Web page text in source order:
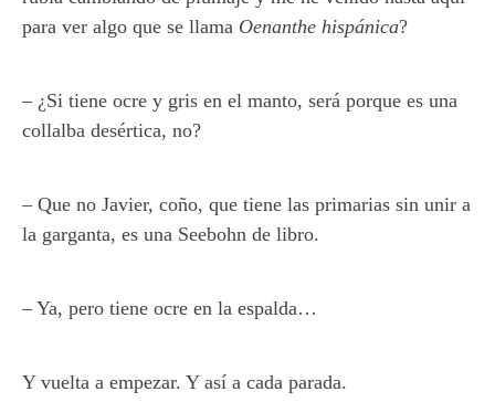
para ver algo que se llama Oenanthe hispánica?
– ¿Si tiene ocre y gris en el manto, será porque es una
collalba desértica, no?
– Que no Javier, coño, que tiene las primarias sin unir a
la garganta, es una Seebohn de libro.
– Ya, pero tiene ocre en la espalda…
Y vuelta a empezar. Y así a cada parada.